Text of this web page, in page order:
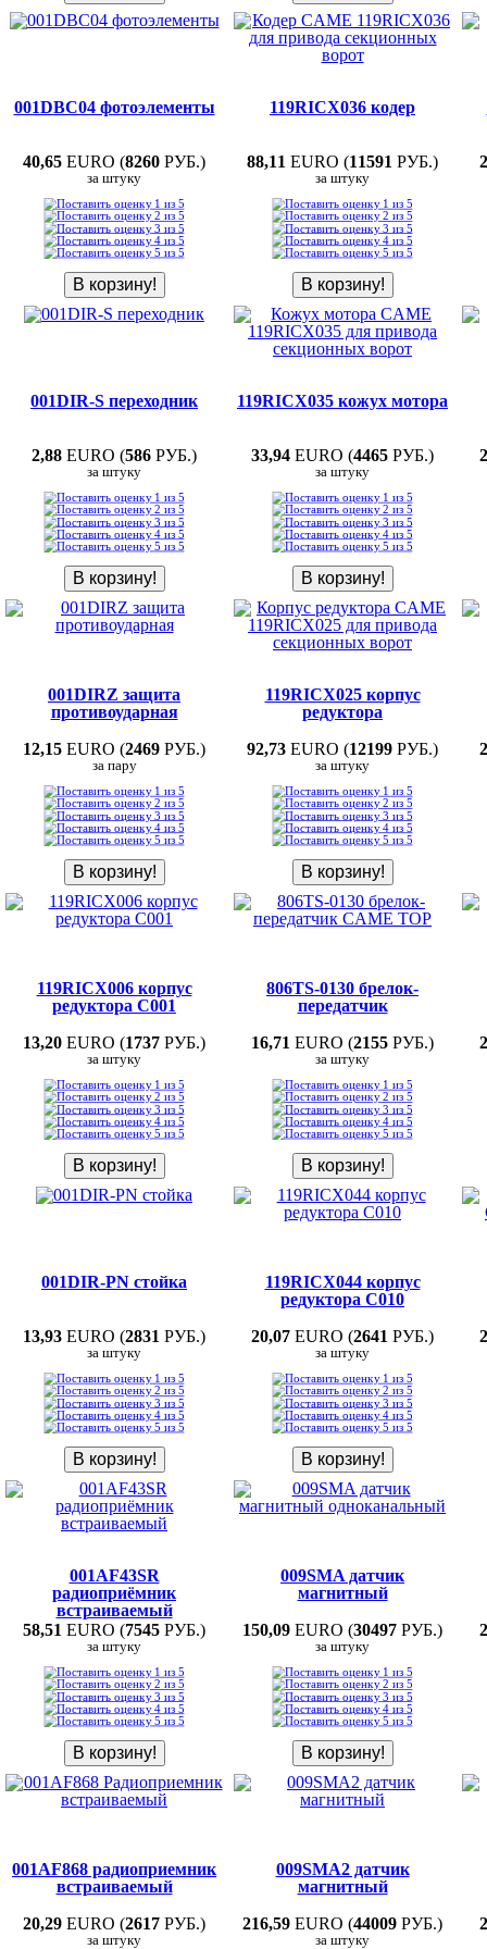
001DBC04 фотоэлементы
40,65 EURO (8260 РУБ.)
за штуку
119RICX036 кодер
88,11 EURO (11591 РУБ.)
за штуку
001DIR-S переходник
2,88 EURO (586 РУБ.)
за штуку
119RICX035 кожух мотора
33,94 EURO (4465 РУБ.)
за штуку
001DIRZ защита
противоударная
12,15 EURO (2469 РУБ.)
за пару
119RICX025 корпус
редуктора
92,73 EURO (12199 РУБ.)
за штуку
119RICX006 корпус
редуктора C001
13,20 EURO (1737 РУБ.)
за штуку
806TS-0130 брелок-
передатчик
16,71 EURO (2155 РУБ.)
за штуку
001DIR-PN стойка
13,93 EURO (2831 РУБ.)
за штуку
119RICX044 корпус
редуктора C010
20,07 EURO (2641 РУБ.)
за штуку
001AF43SR
радиоприёмник
встраиваемый
58,51 EURO (7545 РУБ.)
за штуку
009SMA датчик
магнитный
150,09 EURO (30497 РУБ.)
за штуку
001AF868 радиоприемник
встраиваемый
20,29 EURO (2617 РУБ.)
за штуку
009SMA2 датчик
магнитный
216,59 EURO (44009 РУБ.)
за штуку